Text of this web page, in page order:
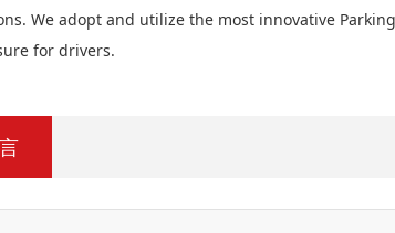
We adopt and utilize the most innovative
for drivers.